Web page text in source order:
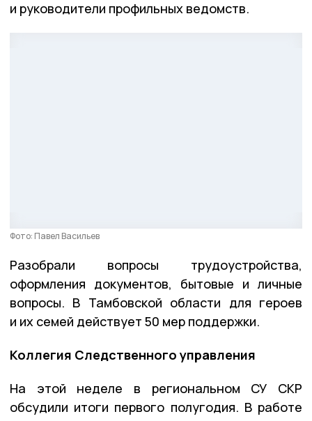
и руководители профильных ведомств.
Фото: Павел Васильев
Разобрали вопросы трудоустройства,
оформления документов, бытовые и личные
вопросы. В Тамбовской области для героев
и их семей действует 50 мер поддержки.
Коллегия Следственного управления
На этой неделе в региональном СУ СКР
обсудили итоги первого полугодия. В работе